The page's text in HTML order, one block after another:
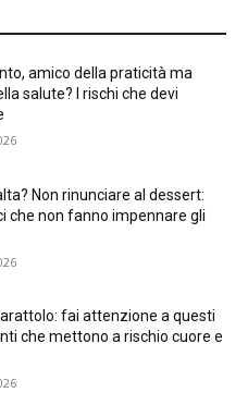
amico della praticità ma
salute? I rischi che devi
Non rinunciare al dessert:
che non fanno impennare gli
fai attenzione a questi
che mettono a rischio cuore e